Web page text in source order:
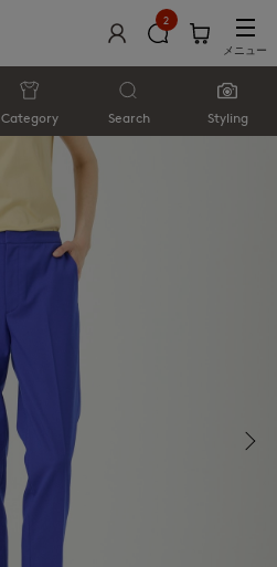
2
メニュー
Category Search Styling